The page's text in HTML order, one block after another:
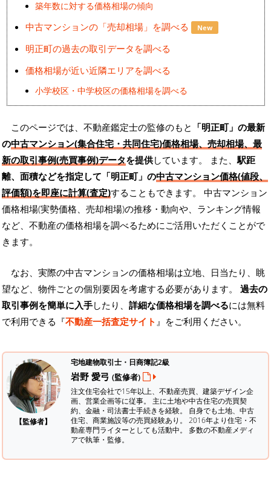
築年数に対する価格相場の傾向
中古マンションの「売却相場」を調べる New
明正町の過去の取引データを調べる
価格相場が近い近隣エリアを調べる
小学校区・中学校区の価格相場を調べる
このページでは、不動産鑑定士の監修のもと 「明正町」の最新
の中古マンション(集合住宅・共同住宅)価格相場、売却相場、最
新の取引事例(売買事例)データを提供しています。 また、駅距
離、面積などを指定して「明正町」の中古マンション価格(値段、
評価額)を即座に計算(査定)することもできます。 中古マンション
価格相場(実勢価格、売却相場)の推移・動向や、ランキング情報
など、不動産の価格相場を調べるためにご活用いただくことがで
きます。
なお、実際の中古マンションの価格相場は立地、日当たり、眺
望など、物件ごとの個別要因を考慮する必要があります。 過去の
取引事例を簡単に入手したり、 詳細な価格相場を調べるには無料
で利用できる『不動産一括査定サイト 』をご利用ください。
【監修者】
宅地建物取引士・日商簿記2級
岩野 愛弓 (監修者)
注文住宅会社で15年以上、不動産売買、建築デザイン企
画、営業企画等に従事。 主に土地や中古住宅の売買契
約、金融・司法書士手続きを経験。 自身でも土地、中古
住宅、商業施設等の売買経験あり。 2016年より住宅・不
動産専門ライターとしても活動中。 多数の不動産メディ
アで執筆・監修。